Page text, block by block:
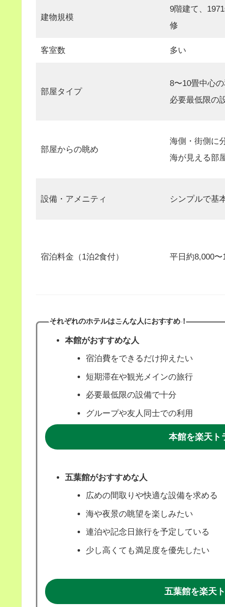
建物規模
9階建て、
修
客室数 多い
部屋タイプ
8〜10畳中心
必要最低限の
部屋からの眺め
海側・街側に
海が見える部
設備・アメニティ シンプルで基
宿泊料金（1泊2食付） 平日約8,000〜
それぞれのホテルはこんな人におすすめ！
本館がおすすめな人
宿泊費をできるだけ抑えたい
短期滞在や観光メインの旅行
必要最低限の設備で十分
グループや友人同士での利用
本館を楽天ト
五葉館がおすすめな人
広めの間取りや快適な設備を求める
海や夜景の眺望を楽しみたい
連泊や記念日旅行を予定している
少し高くても満足度を優先したい
五葉館を楽天